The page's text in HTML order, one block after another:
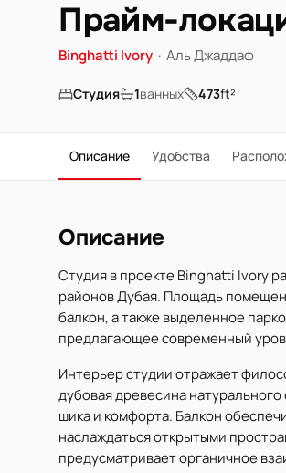
Прайм-
Binghatti Ivory · Аль Джаддаф
Студия 1ванных 473ft²
Описание Удобства
Описание
Студия в проекте Binghatti Ivory
районов Дубая. Площадь
балкон, а также выделенное
предлагающее современный
Интерьер студии отражает
дубовая древесина
шика и комфорта. Балкон
наслаждаться открытыми
предусматривает органичное